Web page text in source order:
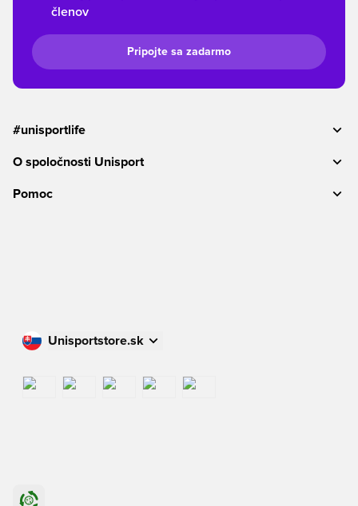
členov
Pripojte sa zadarmo
#unisportlife
O spoločnosti Unisport
Pomoc
Unisportstore.sk
International